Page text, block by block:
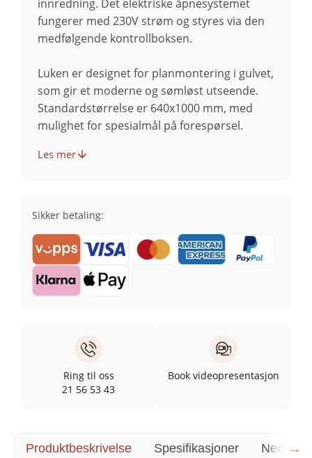
innredning. Det elektriske åpnesystemet
fungerer med 230V strøm og styres via den
medfølgende kontrollboksen.
Luken er designet for planmontering i gulvet,
som gir et moderne og sømløst utseende.
Standardstørrelse er 640x1000 mm, med
mulighet for spesialmål på forespørsel.
Les mer
Sikker betaling:
Ring til oss
21 56 53 43
Book videopresentasjon
Produktbeskrivelse Spesifikasjoner →